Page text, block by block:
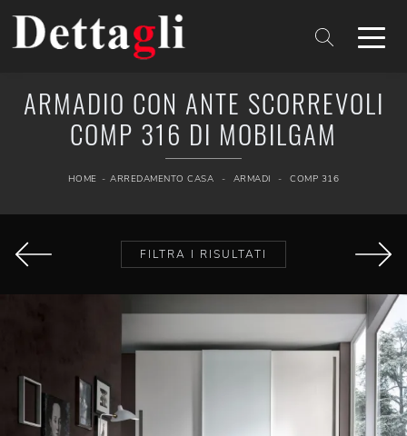
ARMADIO CON ANTE SCORREVOLI
COMP 316 DI MOBILGAM
HOME - ARREDAMENTO CASA - ARMADI - COMP 316
FILTRA I RISULTATI